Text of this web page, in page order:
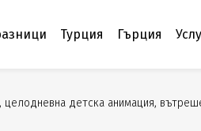
Турция Гърция
детска анимация,